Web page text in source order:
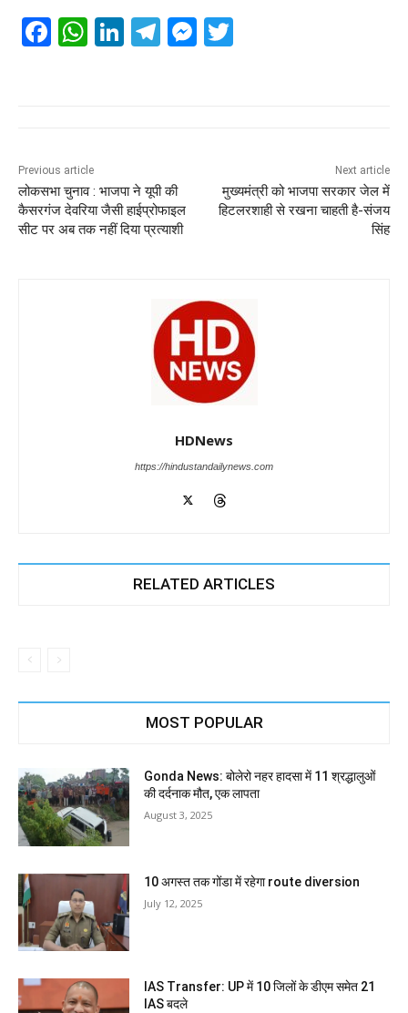
F
o
o
k
W
p
p
Li
n
T
m
M
er
Previous article
लोकसभा चुनाव : भाजपा ने यूपी की
कैसरगंज देवरिया जैसी हाईप्रोफाइल
सीट पर अब तक नहीं दिया प्रत्याशी
Next article
मुख्यमंत्री को भाजपा सरकार जेल में
हिटलरशाही से रखना चाहती है-संजय
सिंह
HDNews
https://hindustandailynews.com
RELATED ARTICLES
MOST POPULAR
Gonda News: बोलेरो नहर हादसा में 11 श्रद्धालुओं
की दर्दनाक मौत, एक लापता
August 3, 2025
10 अगस्त तक गोंडा में रहेगा route diversion
July 12, 2025
IAS Transfer: UP में 10 जिलों के डीएम समेत 21
IAS बदले